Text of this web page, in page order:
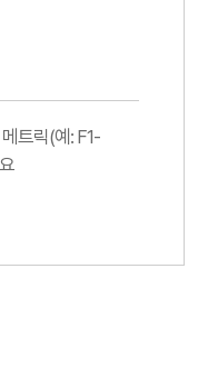
트릭(예: F1-